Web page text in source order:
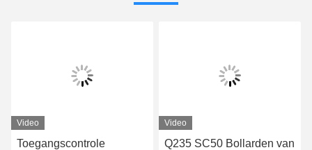
Video
Toegangscontrole
Video
Q235 SC50 Bollarden van